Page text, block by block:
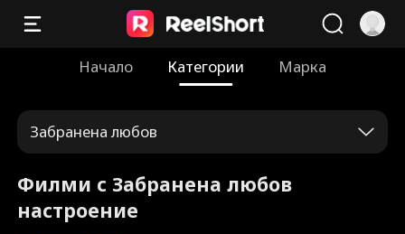
Начало Категории Марка
Забранена любов
Филми с Забранена любов
настроение